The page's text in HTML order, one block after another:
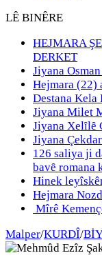
LÊ BINÊRE
HEJMARA
DERKET
Jiyana
Hejmara (22)
Destana Kela
Jiyana Milet
Jiyana Xelȋlȇ
Jiyana
126 saliya ji
bavȇ romana
Hinek
Hejmara
Mîrê
Malper/KURDÎ/